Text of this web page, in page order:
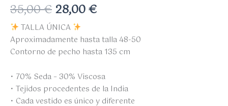
35,00€28,00€
TALLA ÚNICA
Aproximadamente hasta talla 48-50
Contorno de pecho hasta 135 cm
• 70% Seda – 30% Viscosa
• Tejidos procedentes de la India
• Cada vestido es único y diferente